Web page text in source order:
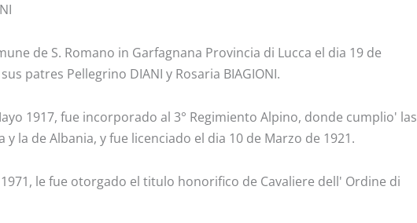
de S. Romano in Garfagnana Provincia di Lucca el dia 19 de
patres Pellegrino DIANI y Rosaria BIAGIONI.
1917, fue incorporado al 3° Regimiento Alpino, donde cumplio' las
y la de Albania, y fue licenciado el dia 10 de Marzo de 1921.
le fue otorgado el titulo honorifico de Cavaliere dell' Ordine di